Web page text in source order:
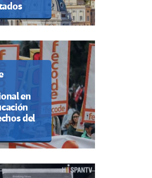
en
del